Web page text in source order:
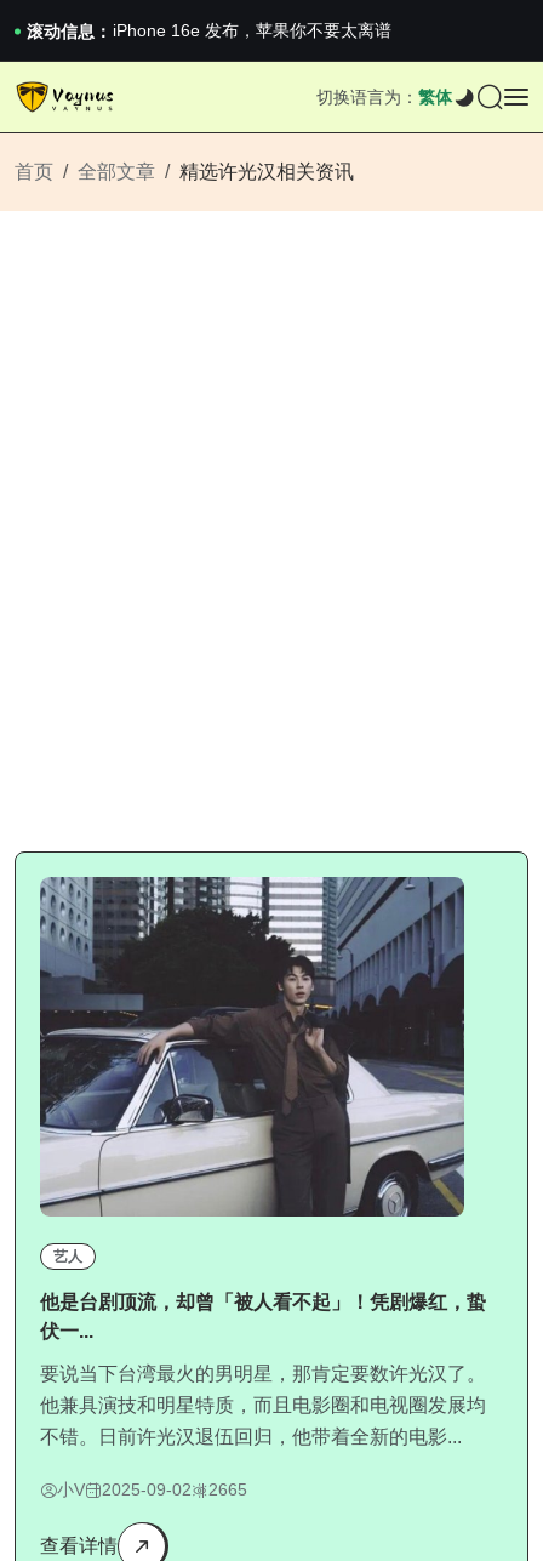
滚动信息： iPhone 16e 发布，苹果你不要太离谱
2026澳网男单收官：全满贯对上全满亚，德约...
《巅峰守卫 Highguard》正式上线，官...
切换语言为： 繁体
首页 全部文章 精选许光汉相关资讯
艺人
他是台剧顶流，却曾「被人看不起」！凭剧爆红，蛰
伏一...
要说当下台湾最火的男明星，那肯定要数许光汉了。
他兼具演技和明星特质，而且电影圈和电视圈发展均
不错。日前许光汉退伍回归，他带着全新的电影...
小V 2025-09-02 2665
查看详情